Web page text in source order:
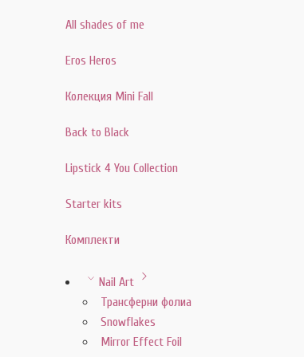
All shades of me
Eros Heros
Колекция Mini Fall
Back to Black
Lipstick 4 You Collection
Starter kits
Комплекти
Nail Art
Трансферни фолиа
Snowflakes
Mirror Effect Foil